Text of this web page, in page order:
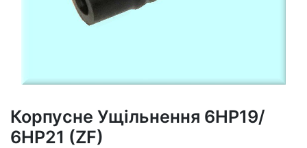
Корпусне Ущільнення 6HP19/
6HP21 (ZF)